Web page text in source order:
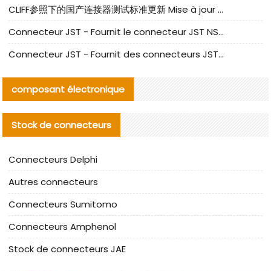
CLIFF参照下的国产连接器测试标准更新 Mise à jour des normes de test des connecteurs nationaux sous la référence CLIFF
Connecteur JST - Fournit le connecteur JST NSHR-02V-S original | Équivalent
Connecteur JST - Fournit des connecteurs JST GHR-09V-S authentiques et des produits de remplacement|
composant électronique
Stock de connecteurs
Connecteurs Delphi
Autres connecteurs
Connecteurs Sumitomo
Connecteurs Amphenol
Stock de connecteurs JAE